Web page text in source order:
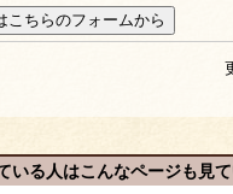
いる人はこんなページも見